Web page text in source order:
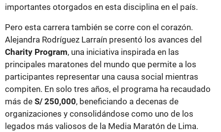
importantes otorgados en esta disciplina en el país.
Pero esta carrera también se corre con el corazón.
Alejandra Rodríguez Larraín presentó los avances del
Charity Program, una iniciativa inspirada en las
principales maratones del mundo que permite a los
participantes representar una causa social mientras
compiten. En solo tres años, el programa ha recaudado
más de S/ 250,000, beneficiando a decenas de
organizaciones y consolidándose como uno de los
legados más valiosos de la Media Maratón de Lima.